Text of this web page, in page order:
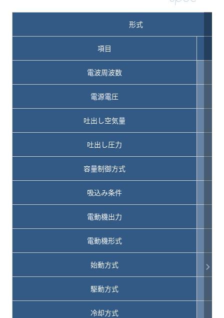
形式
項目
電波周波数
電源電圧
吐出し空気量
吐出し圧力
容量制御方式
吸込み条件
電動機出力
電動機形式
始動方式
駆動方式
冷却方式